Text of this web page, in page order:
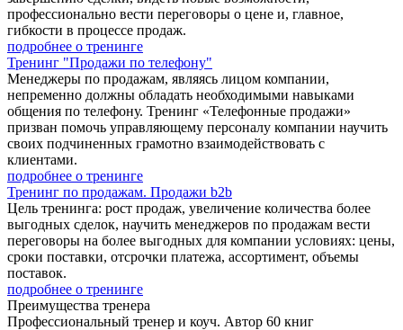
профессионально вести переговоры о цене и, главное,
гибкости в процессе продаж.
подробнее о тренинге
Тренинг "Продажи по телефону"
Менеджеры по продажам, являясь лицом компании,
непременно должны обладать необходимыми навыками
общения по телефону. Тренинг «Телефонные продажи»
призван помочь управляющему персоналу компании научить
своих подчиненных грамотно взаимодействовать с
клиентами.
подробнее о тренинге
Тренинг по продажам. Продажи b2b
Цель тренинга: рост продаж, увеличение количества более
выгодных сделок, научить менеджеров по продажам вести
переговоры на более выгодных для компании условиях: цены,
сроки поставки, отсрочки платежа, ассортимент, объемы
поставок.
подробнее о тренинге
Преимущества тренера
Профессиональный тренер и коуч. Автор 60 книг